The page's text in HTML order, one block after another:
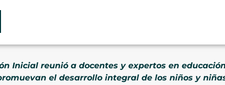
Inicial reunió a docentes y expertos en
el desarrollo integral de los niños y